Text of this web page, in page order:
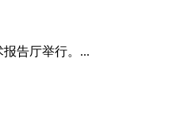
告厅举行。...